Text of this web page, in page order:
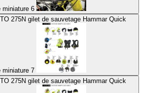
Release miniature 6
275N gilet de sauvetage Hammar Quick
Release miniature 7
275N gilet de sauvetage Hammar Quick